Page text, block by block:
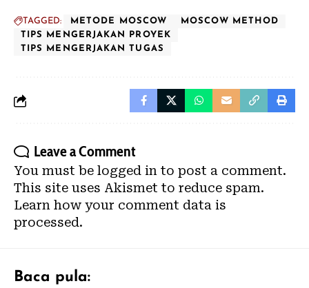
TAGGED: METODE MOSCOW
MOSCOW METHOD
TIPS MENGERJAKAN PROYEK
TIPS MENGERJAKAN TUGAS
Leave a Comment
You must be logged in to post a comment.
This site uses Akismet to reduce spam.
Learn how your comment data is
processed.
Baca pula: